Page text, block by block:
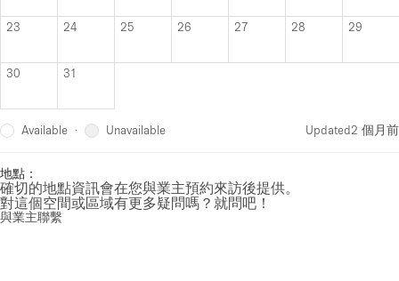
23 24 25 26 27 28 29
30 31
Available · Unavailable Updated2 個月前
地點：
確切的地點資訊會在您與業主預約來訪後提供。
對這個空間或區域有更多疑問嗎？就問吧！
與業主聯繫